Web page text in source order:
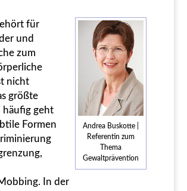
Andrea Buskotte |
Referentin zum
Thema
Gewaltprävention
für
und
zum
nicht
größte
häufig geht
Formen
In der